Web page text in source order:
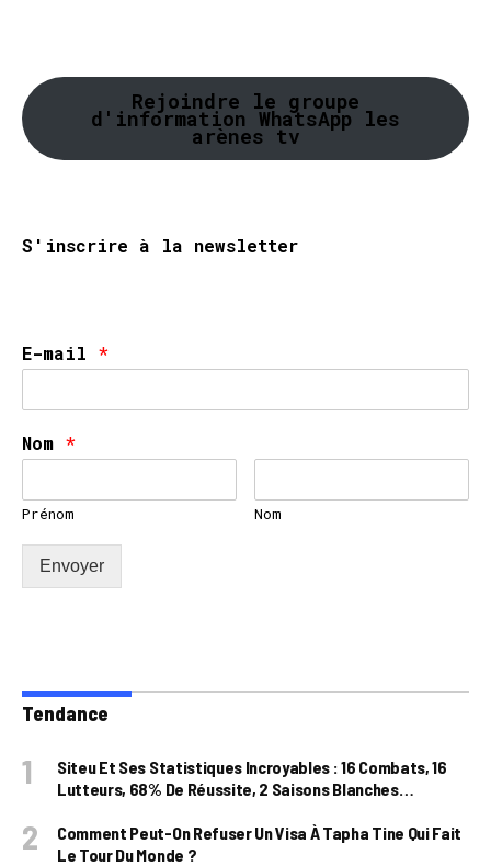
Rejoindre le groupe
d'information WhatsApp les
arènes tv
S'inscrire à la newsletter
E-mail *
Nom *
Prénom Nom
Envoyer
Tendance
Siteu Et Ses Statistiques Incroyables : 16 Combats, 16
Lutteurs, 68% De Réussite, 2 Saisons Blanches…
Comment Peut-On Refuser Un Visa À Tapha Tine Qui Fait
Le Tour Du Monde ?